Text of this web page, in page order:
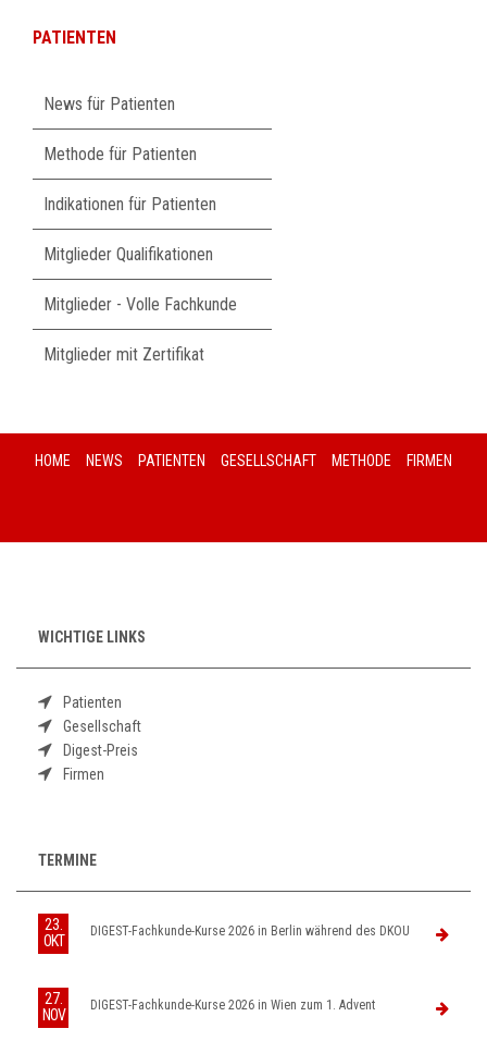
PATIENTEN
überspringen
News für Patienten
Methode für Patienten
Indikationen für Patienten
Mitglieder Qualifikationen
Mitglieder - Volle Fachkunde
Mitglieder mit Zertifikat
HOME NEWS PATIENTEN GESELLSCHAFT METHODE FIRMEN
WICHTIGE LINKS
Patienten
Gesellschaft
Digest-Preis
Firmen
TERMINE
23.
OKT
DIGEST-Fachkunde-Kurse 2026 in Berlin während des DKOU
27.
NOV
DIGEST-Fachkunde-Kurse 2026 in Wien zum 1. Advent